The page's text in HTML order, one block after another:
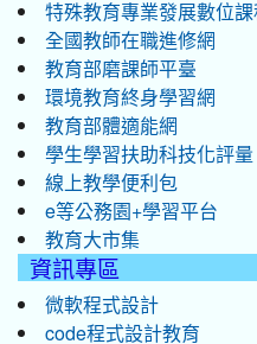
特殊教育專業發展數位課
全國教師在職進修網
教育部磨課師平臺
環境教育終身學習網
教育部體適能網
學生學習扶助科技化評量
線上教學便利包
e等公務園+學習平台
教育大市集
資訊專區
微軟程式設計
code程式設計教育